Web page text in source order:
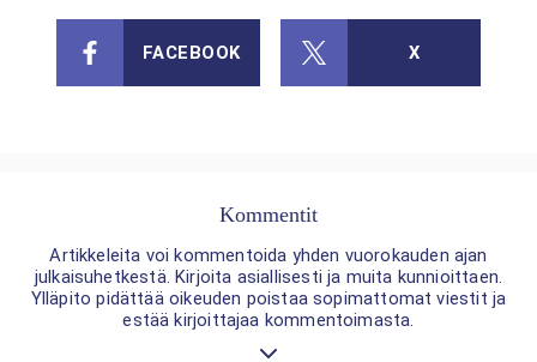
FACEBOOK X
Kommentit
Artikkeleita voi kommentoida yhden vuorokauden ajan
julkaisuhetkestä. Kirjoita asiallisesti ja muita kunnioittaen.
Ylläpito pidättää oikeuden poistaa sopimattomat viestit ja
estää kirjoittajaa kommentoimasta.